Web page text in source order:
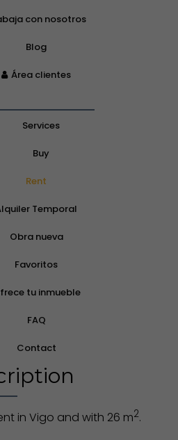
con nosotros
Blog
Área clientes
Services
Buy
Rent
Temporal
Obra nueva
Favoritos
tu inmueble
FAQ
Contact
in Vigo and with 26 m2.